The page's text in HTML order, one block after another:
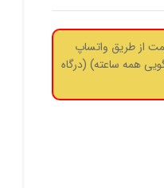
از طریق واتساپ
(جوابگویی همه ساعته) (درگاه